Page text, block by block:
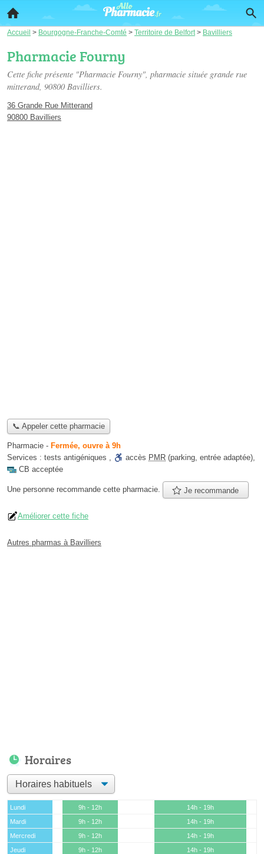
Accueil > Bourgogne-Franche-Comté > Territoire de Belfort > Bavilliers
Pharmacie Fourny
Cette fiche présente "Pharmacie Fourny", pharmacie située grande rue
mitterand, 90800 Bavilliers.
36 Grande Rue Mitterand
90800 Bavilliers
📞 Appeler cette pharmacie
Pharmacie - Fermée, ouvre à 9h
Services : tests antigéniques , accès PMR (parking, entrée adaptée),
CB acceptée
Une personne recommande cette pharmacie. Je recommande
Améliorer cette fiche
Autres pharmas à Bavilliers
Horaires
Lundi 9h - 12h
14h - 19h
Mardi
9h - 12h
14h - 19h
Mercredi
9h - 12h
14h - 19h
Jeudi
9h - 12h
14h - 19h